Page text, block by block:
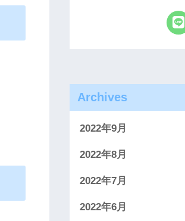
Archives
2022年9月
2022年8月
2022年7月
2022年6月